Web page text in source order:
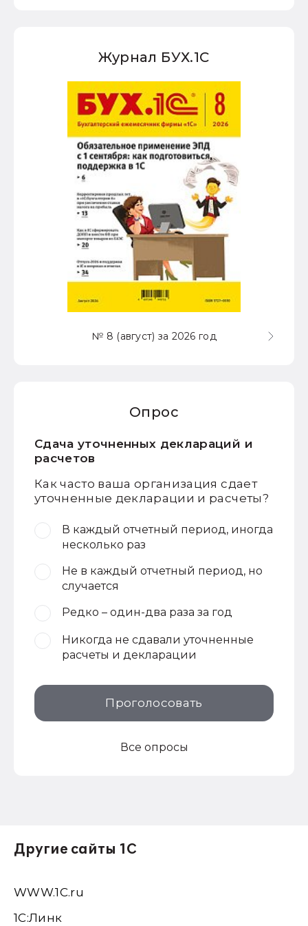
Журнал БУХ.1С
№ 8 (август) за 2026 год
Опрос
Сдача уточненных деклараций и
расчетов
Как часто ваша организация сдает
уточненные декларации и расчеты?
В каждый отчетный период, иногда
несколько раз
Не в каждый отчетный период, но
случается
Редко – один-два раза за год
Никогда не сдавали уточненные
расчеты и декларации
Проголосовать
Все опросы
Другие сайты 1С
WWW.1С.ru
1С:Линк